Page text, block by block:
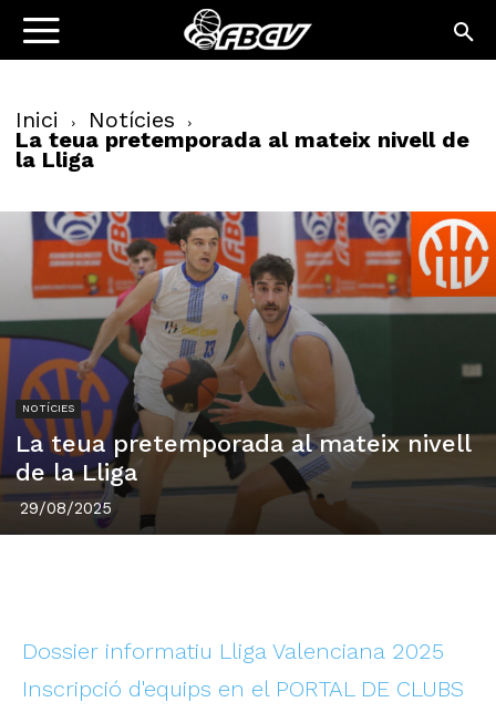
Inici Notícies
La teua pretemporada al mateix nivell de
la Lliga
NOTÍCIES
La teua pretemporada al mateix nivell
de la Lliga
29/08/2025
Dossier informatiu Lliga Valenciana 2025
Inscripció d'equips en el PORTAL DE CLUBS